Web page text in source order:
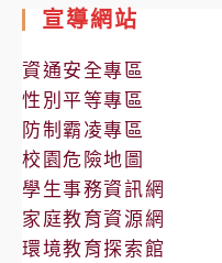
公
告
宣導網站
資通安全專區
性別平等專區
防制霸凌專區
校園危險地圖
學生事務資訊網
家庭教育資源網
環境教育探索館